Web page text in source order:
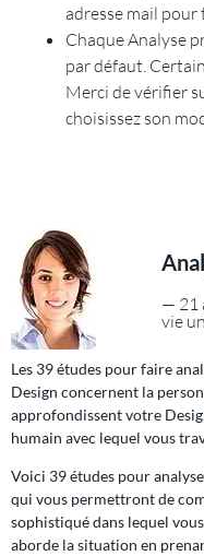
adresse mail
Chaque Analyse
par défaut.
Merci de vérifier
choisissez son
— 21
vie
Les 39 études pour faire
Design concernent la
approfondissent votre
humain avec lequel vous
Voici 39 études pour
qui vous permettront de
sophistiqué dans lequel
aborde la situation en